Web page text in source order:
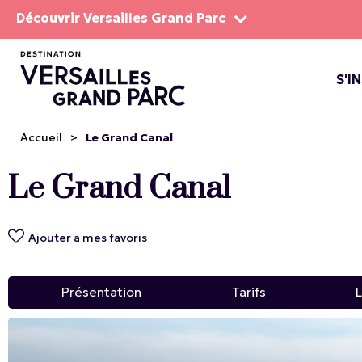
Découvrir Versailles Grand Parc
Accueil > Le Grand Canal
Le Grand Canal
Ajouter a mes favoris
Présentation Tarifs